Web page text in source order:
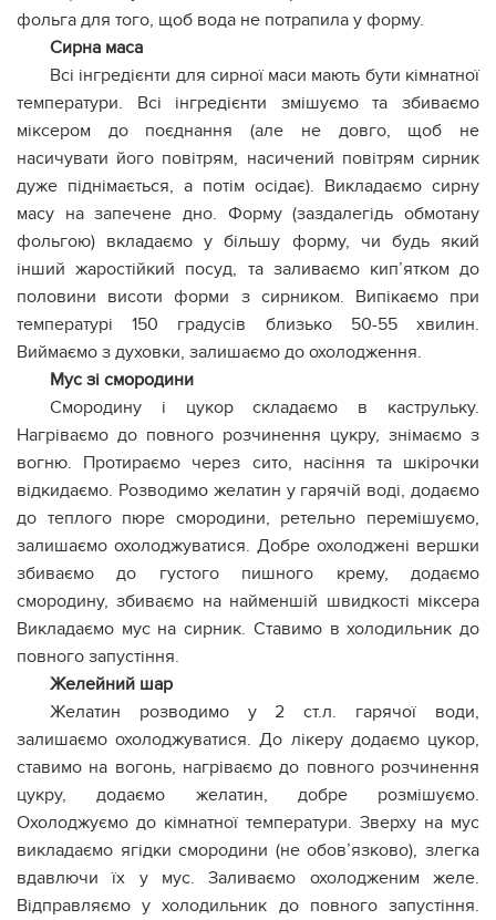
фольга для того, щоб вода не потрапила у форму.
Сирна маса
Всі інгредієнти для сирної маси мають бути кімнатної
температури. Всі інгредієнти змішуємо та збиваємо
міксером до поєднання (але не довго, щоб не
насичувати його повітрям, насичений повітрям сирник
дуже піднімається, а потім осідає). Викладаємо сирну
масу на запечене дно. Форму (заздалегідь обмотану
фольгою) вкладаємо у більшу форму, чи будь який
інший жаростійкий посуд, та заливаємо кип’ятком до
половини висоти форми з сирником. Випікаємо при
температурі 150 градусів близько 50-55 хвилин.
Виймаємо з духовки, залишаємо до охолодження.
Мус зі смородини
Смородину і цукор складаємо в каструльку.
Нагріваємо до повного розчинення цукру, знімаємо з
вогню. Протираємо через сито, насіння та шкірочки
відкидаємо. Розводимо желатин у гарячій воді, додаємо
до теплого пюре смородини, ретельно перемішуємо,
залишаємо охолоджуватися. Добре охолоджені вершки
збиваємо до густого пишного крему, додаємо
смородину, збиваємо на найменшій швидкості міксера
Викладаємо мус на сирник. Ставимо в холодильник до
повного запустіння.
Желейний шар
Желатин розводимо у 2 ст.л. гарячої води,
залишаємо охолоджуватися. До лікеру додаємо цукор,
ставимо на вогонь, нагріваємо до повного розчинення
цукру, додаємо желатин, добре розмішуємо.
Охолоджуємо до кімнатної температури. Зверху на мус
викладаємо ягідки смородини (не обов’язково), злегка
вдавлючи їх у мус. Заливаємо охолодженим желе.
Відправляємо у холодильник до повного запустіння.